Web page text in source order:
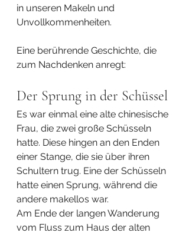
in unseren Makeln und
Unvollkommenheiten.
Eine berührende Geschichte, die
zum Nachdenken anregt:
Der Sprung in der Schüssel
Es war einmal eine alte chinesische
Frau, die zwei große Schüsseln
hatte. Diese hingen an den Enden
einer Stange, die sie über ihren
Schultern trug. Eine der Schüsseln
hatte einen Sprung, während die
andere makellos war.
Am Ende der langen Wanderung
vom Fluss zum Haus der alten